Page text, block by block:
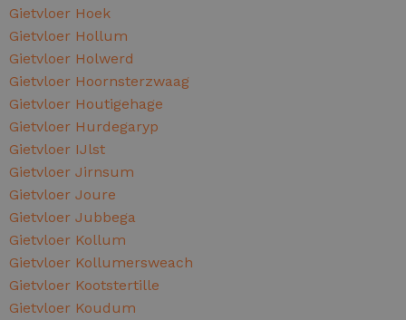
Gietvloer Hoek
Gietvloer Hollum
Gietvloer Holwerd
Gietvloer Hoornsterzwaag
Gietvloer Houtigehage
Gietvloer Hurdegaryp
Gietvloer IJlst
Gietvloer Jirnsum
Gietvloer Joure
Gietvloer Jubbega
Gietvloer Kollum
Gietvloer Kollumersweach
Gietvloer Kootstertille
Gietvloer Koudum